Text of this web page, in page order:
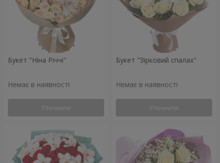
Букет "Ніна Річчі"
Немає в наявності
Уточнити
Букет "Зірковий спалах"
Немає в наявності
Уточнити